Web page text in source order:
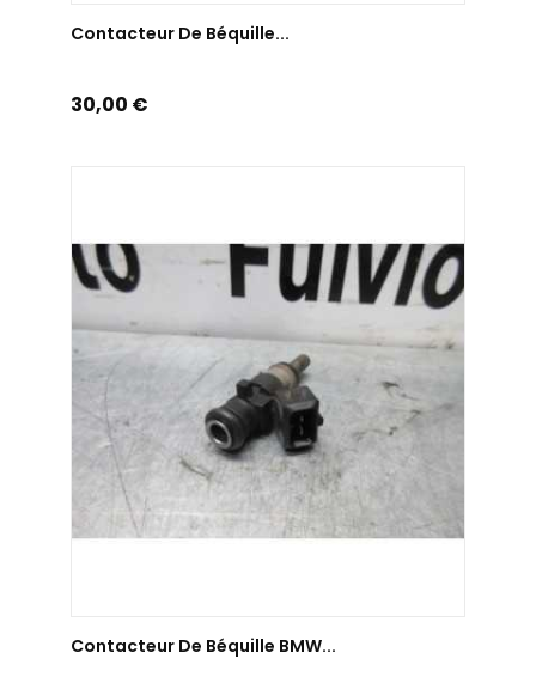
Contacteur De Béquille...
Prix
30,00 €
Contacteur De Béquille BMW...